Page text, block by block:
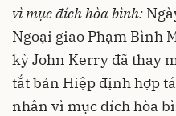
vì mục đích hòa bình:
Ngoại giao Phạm Bình
kỳ John Kerry đã thay
tắt bản Hiệp định hợp
nhân vì mục đích hòa